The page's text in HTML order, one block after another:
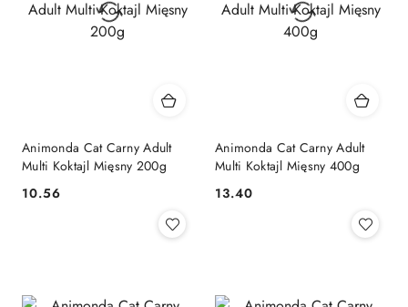
Animonda Cat Carny Adult
Multi Koktajl Mięsny 200g
Cena:
10.56
Animonda Cat Carny Adult
Multi Koktajl Mięsny 400g
Cena:
13.40